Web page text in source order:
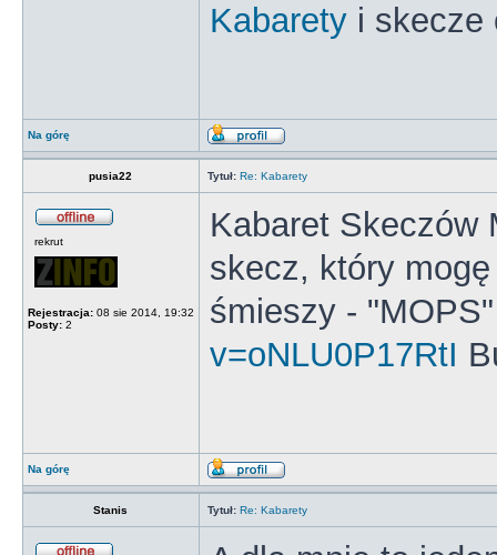
Kabarety i skecze
Na górę
pusia22 Tytuł: Re: Kabarety
rekrut
Rejestracja: 08 sie 2014, 19:32
Posty: 2
Kabaret
skecz, który
śmieszy -
v=oNLU0P17RtI
Na górę
Stanis Tytuł: Re: Kabarety